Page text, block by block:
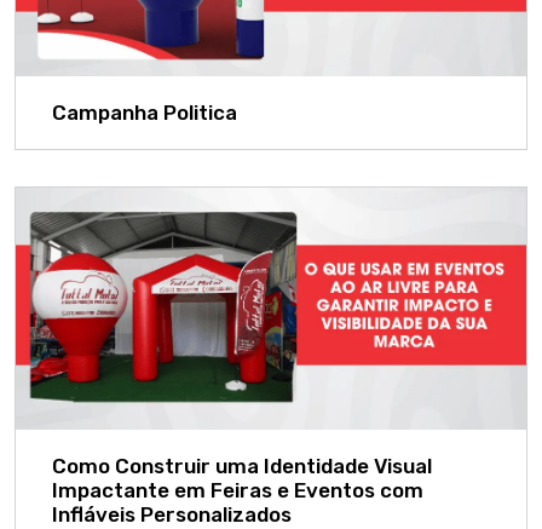
Campanha Politica
Como Construir uma Identidade Visual
Impactante em Feiras e Eventos com
Infláveis Personalizados